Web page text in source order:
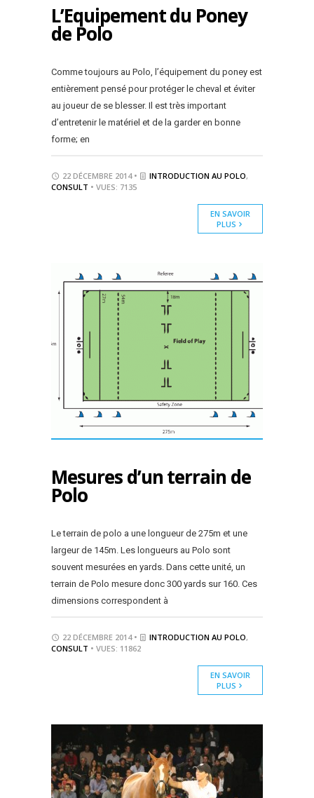
L’Equipement du Poney
de Polo
Comme toujours au Polo, l’équipement du poney est
entièrement pensé pour protéger le cheval et éviter
au joueur de se blesser. Il est très important
d’entretenir le matériel et de la garder en bonne
forme; en
22 DÉCEMBRE 2014 • INTRODUCTION AU POLO,
CONSULT • VUES: 7135
EN SAVOIR
PLUS
Mesures d’un terrain de
Polo
Le terrain de polo a une longueur de 275m et une
largeur de 145m. Les longueurs au Polo sont
souvent mesurées en yards. Dans cette unité, un
terrain de Polo mesure donc 300 yards sur 160. Ces
dimensions correspondent à
22 DÉCEMBRE 2014 • INTRODUCTION AU POLO,
CONSULT • VUES: 11862
EN SAVOIR
PLUS